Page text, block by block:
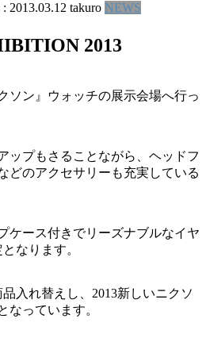
: 2013.03.12 takuro NEWS
2013
ソン』ウォッチの展示会場へ行っ
ップもさることながら、ヘッドフ
どのアクセサリーも充実している
ケース付きでリーズナブルなイヤ
なります。
入れ替えし、2013新しいニクソ
なっています。